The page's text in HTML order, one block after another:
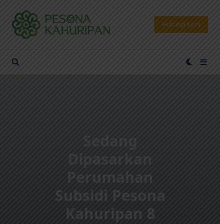
Hubungi Kami
Sedang
Dipasarkan
Perumahan
Subsidi Pesona
Kahuripan 8